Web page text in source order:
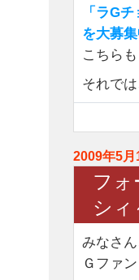
「ラG
を大募集
こちら
それで
2009年5月
フォ
シィ
みなさ
Ｇファ